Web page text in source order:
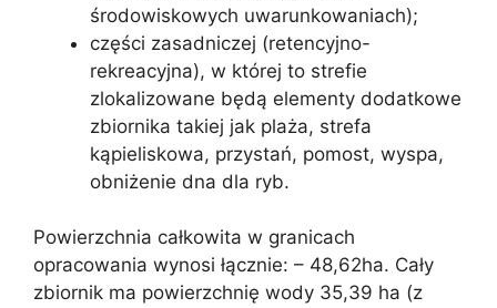
środowiskowych uwarunkowaniach);
części zasadniczej (retencyjno-
rekreacyjna), w której to strefie
zlokalizowane będą elementy dodatkowe
zbiornika takiej jak plaża, strefa
kąpieliskowa, przystań, pomost, wyspa,
obniżenie dna dla ryb.
Powierzchnia całkowita w granicach
opracowania wynosi łącznie: – 48,62ha. Cały
zbiornik ma powierzchnię wody 35,39 ha (z